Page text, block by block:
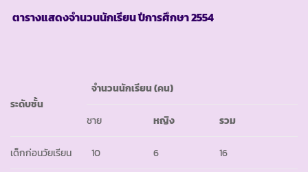
ตารางแสดงจำนวนนักเรียน ปีการศึกษา2554
ระดับชั้น
จำนวนนักเรียน(คน)
ชาย หญิง รวม
เด็กก่อนวัยเรียน 10 6 16